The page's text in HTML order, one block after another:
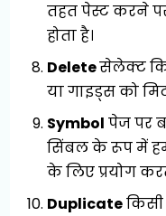
तहत पेस्ट करने
होता है।
Deleteसेलेक्ट
या गाइड्स को
Symbol पेज पर
सिंबल के रूप में
के लिए प्रयोग
Duplicate